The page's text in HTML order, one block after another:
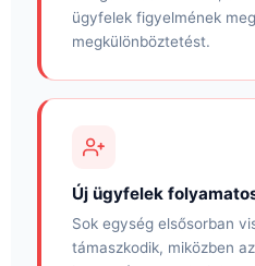
ügyfelek figyelmének
megkülönböztetést.
Új ügyfelek
Sok egység elsősorban
támaszkodik, miközben